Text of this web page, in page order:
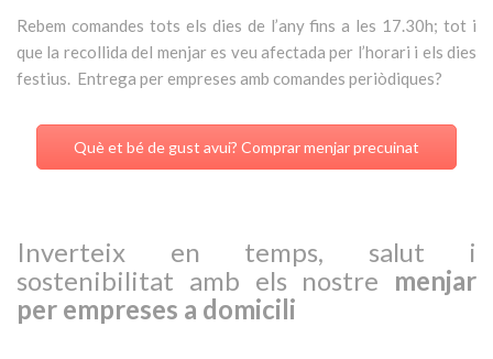
Rebem comandes tots els dies de l’any fins a les 17.30h; tot i
que la recollida del menjar es veu afectada per l’horari i els dies
festius. Entrega per empreses amb comandes periòdiques?
Què et bé de gust avui? Comprar menjar precuinat
Inverteix en temps, salut i
sostenibilitat amb els nostre menjar
per empreses a domicili